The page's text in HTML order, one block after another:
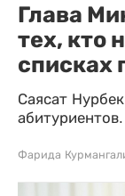
Глава
тех, кто
списках
Саясат
абитуриентов.
Фарида